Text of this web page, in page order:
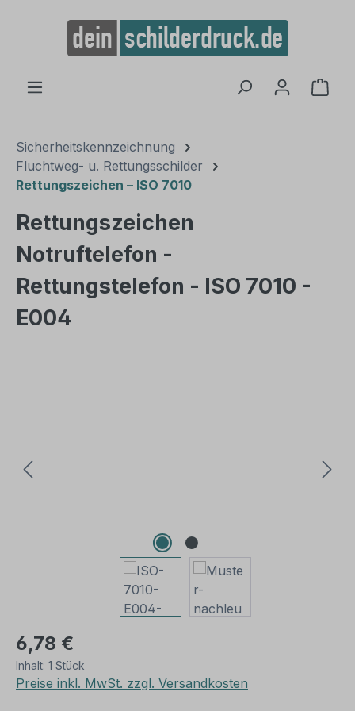
springen
Sicherheitskennzeichnung
Fluchtweg- u. Rettungsschilder
Rettungszeichen – ISO 7010
Rettungszeichen
Notruftelefon -
Rettungstelefon - ISO 7010 -
E004
6,78 €
Inhalt: 1 Stück
Preise inkl. MwSt. zzgl. Versandkosten